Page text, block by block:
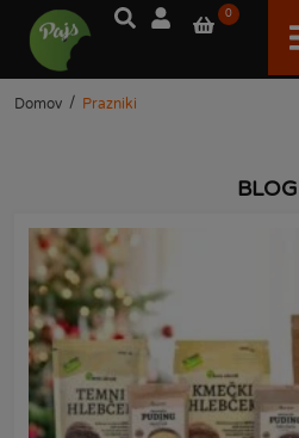
0
Domov / Prazniki
BLOG